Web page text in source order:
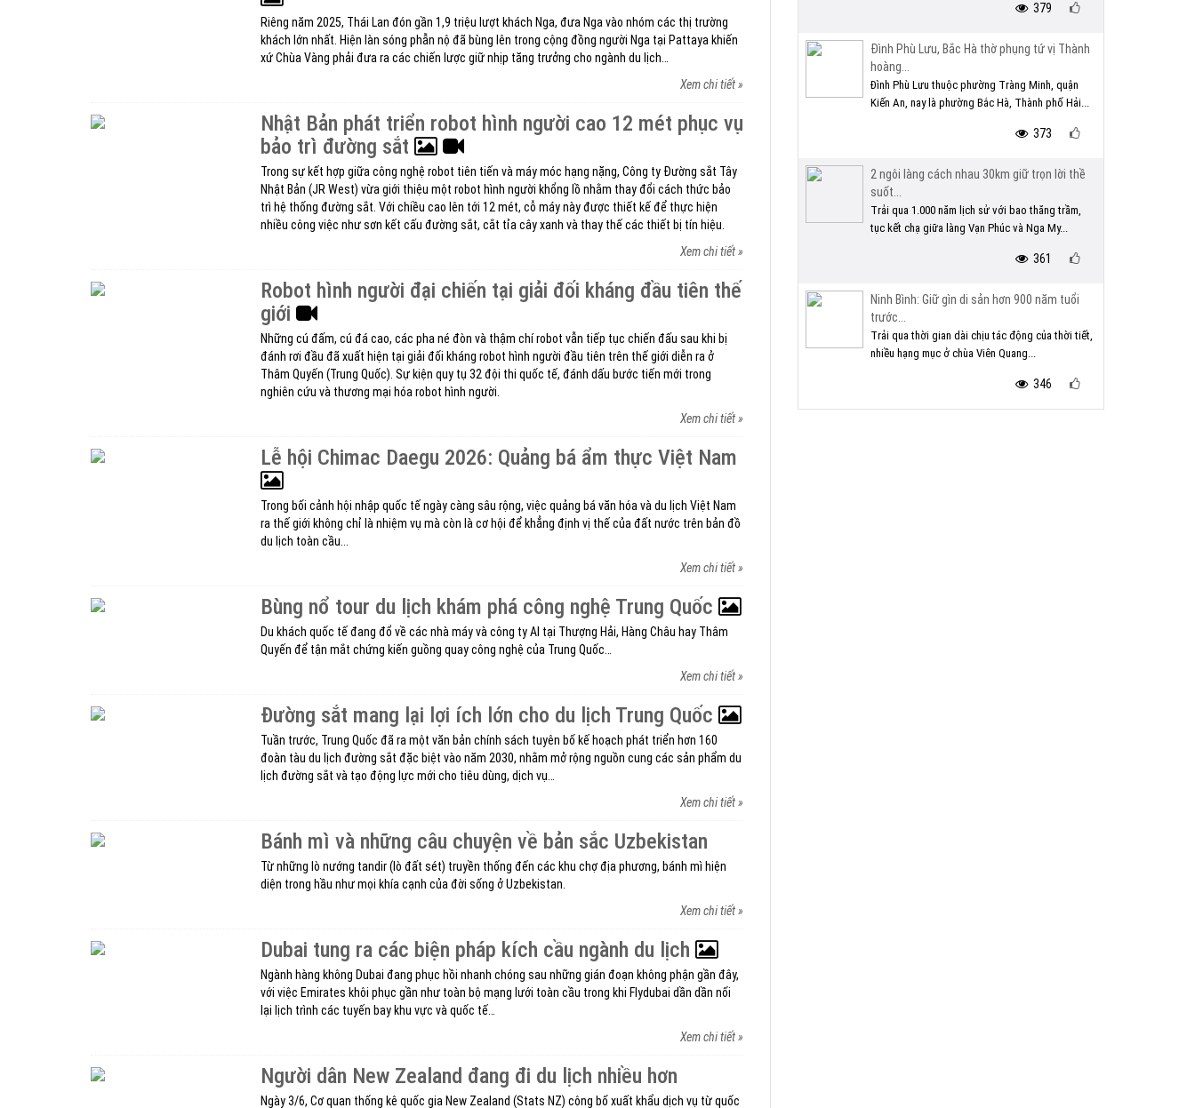
Riêng năm 2025, Thái Lan đón gần 1,9 triệu lượt khách Nga, đưa Nga vào nhóm các thị trường
khách lớn nhất. Hiện làn sóng phẫn nộ đã bùng lên trong cộng đồng người Nga tại Pattaya khiến
xứ Chùa Vàng phải đưa ra các chiến lược giữ nhịp tăng trưởng cho ngành du lịch…
Xem chi tiết »
Nhật Bản phát triển robot hình người cao 12 mét phục vụ
bảo trì đường sắt
Trong sự kết hợp giữa công nghệ robot tiên tiến và máy móc hạng nặng, Công ty Đường sắt Tây
Nhật Bản (JR West) vừa giới thiệu một robot hình người khổng lồ nhằm thay đổi cách thức bảo
trì hệ thống đường sắt. Với chiều cao lên tới 12 mét, cỗ máy này được thiết kế để thực hiện
nhiều công việc như sơn kết cấu đường sắt, cắt tỉa cây xanh và thay thế các thiết bị tín hiệu.
Xem chi tiết »
Robot hình người đại chiến tại giải đối kháng đầu tiên thế
giới
Những cú đấm, cú đá cao, các pha né đòn và thậm chí robot vẫn tiếp tục chiến đấu sau khi bị
đánh rơi đầu đã xuất hiện tại giải đối kháng robot hình người đầu tiên trên thế giới diễn ra ở
Thâm Quyến (Trung Quốc). Sự kiện quy tụ 32 đội thi quốc tế, đánh dấu bước tiến mới trong
nghiên cứu và thương mại hóa robot hình người.
Xem chi tiết »
Lễ hội Chimac Daegu 2026: Quảng bá ẩm thực Việt Nam
Trong bối cảnh hội nhập quốc tế ngày càng sâu rộng, việc quảng bá văn hóa và du lịch Việt Nam
ra thế giới không chỉ là nhiệm vụ mà còn là cơ hội để khẳng định vị thế của đất nước trên bản đồ
du lịch toàn cầu...
Xem chi tiết »
Bùng nổ tour du lịch khám phá công nghệ Trung Quốc
Du khách quốc tế đang đổ về các nhà máy và công ty AI tại Thượng Hải, Hàng Châu hay Thâm
Quyến để tận mắt chứng kiến guồng quay công nghệ của Trung Quốc…
Xem chi tiết »
Đường sắt mang lại lợi ích lớn cho du lịch Trung Quốc
Tuần trước, Trung Quốc đã ra một văn bản chính sách tuyên bố kế hoạch phát triển hơn 160
đoàn tàu du lịch đường sắt đặc biệt vào năm 2030, nhằm mở rộng nguồn cung các sản phẩm du
lịch đường sắt và tạo động lực mới cho tiêu dùng, dịch vụ…
Xem chi tiết »
Bánh mì và những câu chuyện về bản sắc Uzbekistan
Từ những lò nướng tandir (lò đất sét) truyền thống đến các khu chợ địa phương, bánh mì hiện
diện trong hầu như mọi khía cạnh của đời sống ở Uzbekistan.
Xem chi tiết »
Dubai tung ra các biện pháp kích cầu ngành du lịch
Ngành hàng không Dubai đang phục hồi nhanh chóng sau những gián đoạn không phận gần đây,
với việc Emirates khôi phục gần như toàn bộ mạng lưới toàn cầu trong khi Flydubai dần dần nối
lại lịch trình các tuyến bay khu vực và quốc tế…
Xem chi tiết »
Người dân New Zealand đang đi du lịch nhiều hơn
Ngày 3/6, Cơ quan thống kê quốc gia New Zealand (Stats NZ) công bố xuất khẩu dịch vụ từ quốc
379
Đình Phù Lưu, Bắc Hà thờ phụng tứ vị Thành
hoàng...
Đình Phù Lưu thuộc phường Tràng Minh, quận
Kiến An, nay là phường Bắc Hà, Thành phố Hải...
373
2 ngôi làng cách nhau 30km giữ trọn lời thề
suốt...
Trải qua 1.000 năm lịch sử với bao thăng trầm,
tục kết chạ giữa làng Vạn Phúc và Nga My...
361
Ninh Bình: Giữ gìn di sản hơn 900 năm tuổi
trước...
Trải qua thời gian dài chịu tác động của thời tiết,
nhiều hạng mục ở chùa Viên Quang...
346